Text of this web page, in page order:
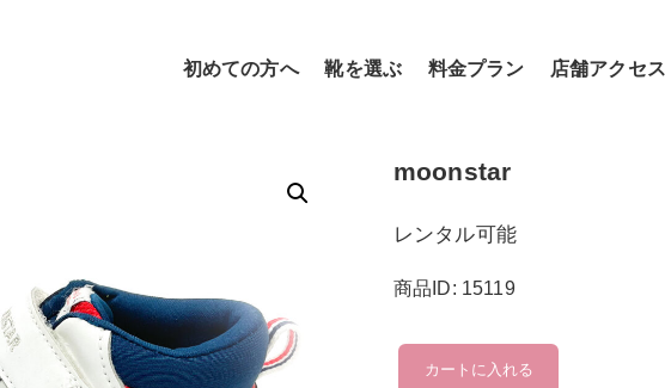
初めての方へ 靴を選ぶ 料金プラン 店舗アクセス
moonstar
レンタル可能
商品ID: 15119
moonstar
カートに入れる